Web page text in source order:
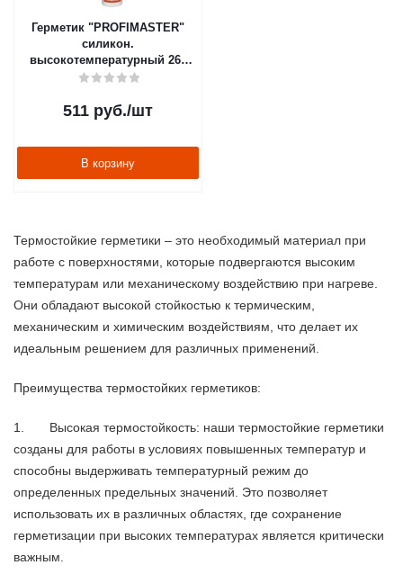
Герметик "PROFIMASTER"
силикон.
высокотемпературный 260
мл красный (1/12)
511 руб./шт
В корзину
Термостойкие герметики – это необходимый материал при
работе с поверхностями, которые подвергаются высоким
температурам или механическому воздействию при нагреве.
Они обладают высокой стойкостью к термическим,
механическим и химическим воздействиям, что делает их
идеальным решением для различных применений.
Преимущества термостойких герметиков:
1. Высокая термостойкость: наши термостойкие герметики
созданы для работы в условиях повышенных температур и
способны выдерживать температурный режим до
определенных предельных значений. Это позволяет
использовать их в различных областях, где сохранение
герметизации при высоких температурах является критически
важным.